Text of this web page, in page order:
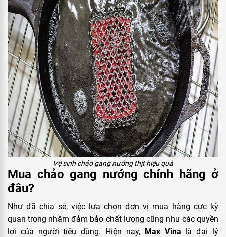
Vệ sinh chảo gang nướng thịt hiệu quả
Mua chảo gang nướng chính hãng ở
đâu?
Như đã chia sẻ, việc lựa chọn đơn vị mua hàng cực kỳ
quan trọng nhằm đảm bảo chất lượng cũng như các quyền
lợi của người tiêu dùng. Hiện nay, Max Vina là đại lý